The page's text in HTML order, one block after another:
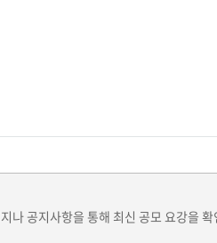
나 공지사항을 통해 최신 공모 요강을